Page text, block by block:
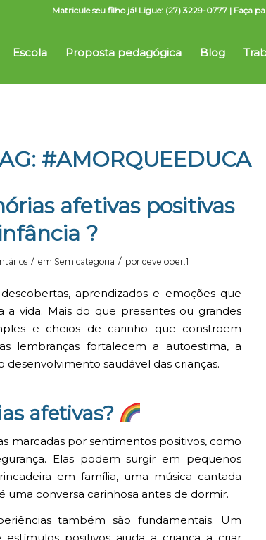
Matricule seu filho já! Ligue: (27) 3229-0777 | Faça
Escola Proposta pedagógica Blog
#AMORQUEEDUCA
afetivas positivas
?
/ em Sem categoria / por developer.1
aprendizados e emoções que
vida. Mais do que presentes ou grandes
e cheios de carinho que constroem
lembranças fortalecem a autoestima, a
saudável das crianças.
afetivas?
marcadas por sentimentos positivos, como
Elas podem surgir em pequenos
em família, uma música cantada
uma conversa carinhosa antes de dormir.
também são fundamentais. Um